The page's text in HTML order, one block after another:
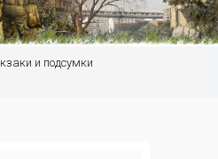
и подсумки